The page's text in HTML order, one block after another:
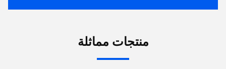
منتجات مماثلة